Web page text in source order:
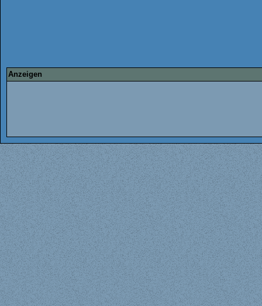
Anzeigen